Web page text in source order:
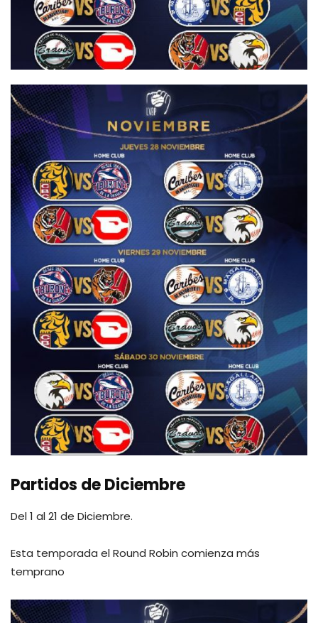
Partidos de Diciembre
Del 1 al 21 de Diciembre.
Esta temporada el Round Robin comienza más
temprano